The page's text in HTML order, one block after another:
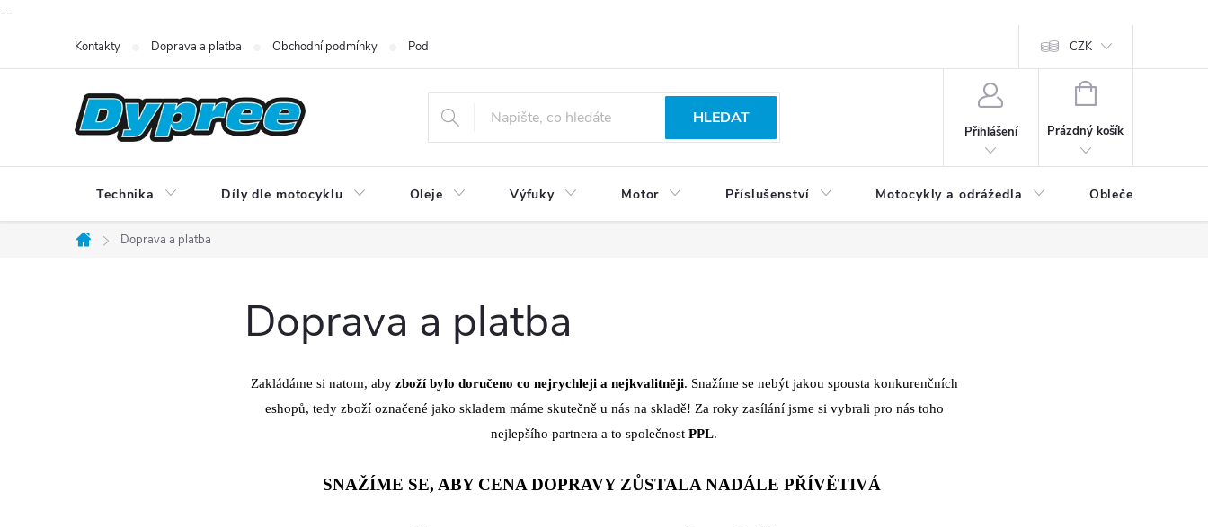
--
Kontakty Doprava a platba Obchodní podmínky Podmínky ochrany osobních údajů CZK
HLEDAT
Přihlášení
NÁKUPNÍ
Prázdný košík
Technika Díly dle motocyklu Oleje Výfuky Motor Příslušenství Motocykly a odrážedla Oblečení a
Domů
Doprava a platba
Doprava a platba
Zakládáme si natom, aby zboží bylo doručeno co nejrychleji a nejkvalitněji. Snažíme se nebýt jakou spousta konkurenčních
eshopů, tedy zboží označené jako skladem máme skutečně u nás na skladě! Za roky zasílání jsme si vybrali pro nás toho
nejlepšího partnera a to společnost PPL.
SNAŽÍME SE, ABY CENA DOPRAVY ZŮSTALA NADÁLE PŘÍVĚTIVÁ